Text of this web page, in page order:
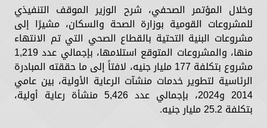
وخلال المؤتمر الصحفي، شرح الوزير الموقف التنفيذي
للمشروعات القومية بوزارة الصحة والسكان، مشيرًا إلى
مشروعات البنية التحتية بالقطاع الصحي التي تم الانتهاء
منها، والمشروعات المتوقع استلامها، بإجمالي عدد 1,219
مشروع بتكلفة 177 مليار جنيه، لافتاً إلى ما حققته المبادرة
الرئاسية لتطوير خدمات منشآت الرعاية الأولية، بين عامي
2014 و2024، بإجمالي عدد 5,426 منشأة رعاية أولية،
بتكلفة 25.2 مليار جنيه.